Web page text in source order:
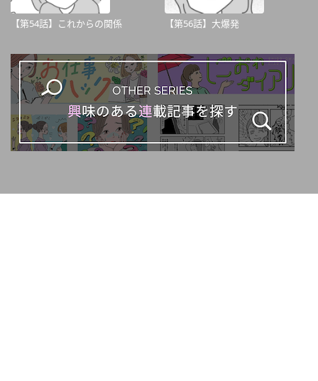
【第54話】これからの関係 【第56話】大爆発